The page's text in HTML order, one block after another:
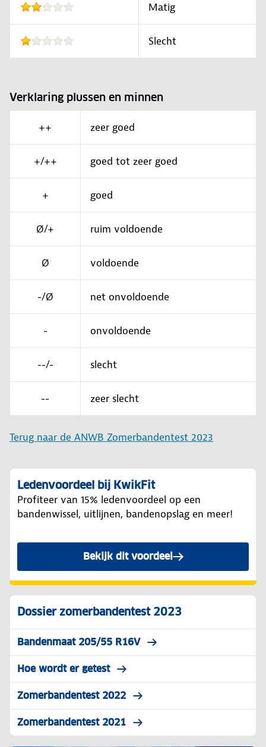
Matig
Slecht
Verklaring plussen en minnen
++ zeer goed
+/++ goed tot zeer goed
+ goed
Ø/+ ruim voldoende
Ø voldoende
-/Ø net onvoldoende
- onvoldoende
--/- slecht
-- zeer slecht
Terug naar de ANWB Zomerbandentest 2023
Ledenvoordeel bij KwikFit
Profiteer van 15% ledenvoordeel op een
bandenwissel, uitlijnen, bandenopslag en meer!
Bekijk dit voordeel
Dossier zomerbandentest 2023
Bandenmaat 205/55 R16V
Hoe wordt er getest
Zomerbandentest 2022
Zomerbandentest 2021